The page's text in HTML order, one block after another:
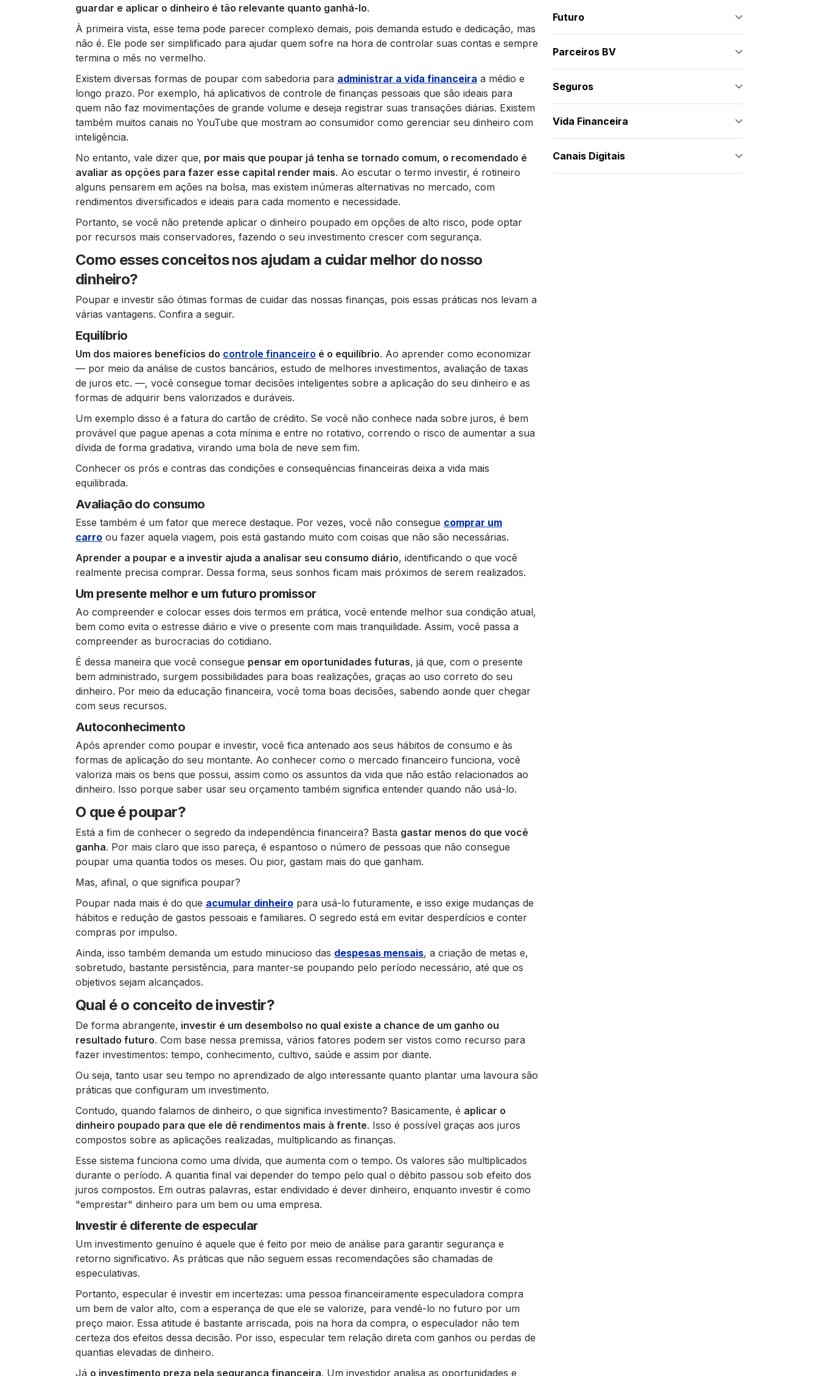
guardar e aplicar o dinheiro é tão relevante quanto ganhá-lo.
À primeira vista, esse tema pode parecer complexo demais, pois demanda estudo e dedicação, mas
não é. Ele pode ser simplificado para ajudar quem sofre na hora de controlar suas contas e sempre
termina o mês no vermelho.
Existem diversas formas de poupar com sabedoria para administrar a vida financeira a médio e
longo prazo. Por exemplo, há aplicativos de controle de finanças pessoais que são ideais para
quem não faz movimentações de grande volume e deseja registrar suas transações diárias. Existem
também muitos canais no YouTube que mostram ao consumidor como gerenciar seu dinheiro com
inteligência.
No entanto, vale dizer que, por mais que poupar já tenha se tornado comum, o recomendado é
avaliar as opções para fazer esse capital render mais. Ao escutar o termo investir, é rotineiro
alguns pensarem em ações na bolsa, mas existem inúmeras alternativas no mercado, com
rendimentos diversificados e ideais para cada momento e necessidade.
Portanto, se você não pretende aplicar o dinheiro poupado em opções de alto risco, pode optar
por recursos mais conservadores, fazendo o seu investimento crescer com segurança.
Como esses conceitos nos ajudam a cuidar melhor do nosso
dinheiro?
Poupar e investir são ótimas formas de cuidar das nossas finanças, pois essas práticas nos levam a
várias vantagens. Confira a seguir.
Equilíbrio
Um dos maiores benefícios do controle financeiro é o equilíbrio. Ao aprender como economizar
— por meio da análise de custos bancários, estudo de melhores investimentos, avaliação de taxas
de juros etc. —, você consegue tomar decisões inteligentes sobre a aplicação do seu dinheiro e as
formas de adquirir bens valorizados e duráveis.
Um exemplo disso é a fatura do cartão de crédito. Se você não conhece nada sobre juros, é bem
provável que pague apenas a cota mínima e entre no rotativo, correndo o risco de aumentar a sua
dívida de forma gradativa, virando uma bola de neve sem fim.
Conhecer os prós e contras das condições e consequências financeiras deixa a vida mais
equilibrada.
Avaliação do consumo
Esse também é um fator que merece destaque. Por vezes, você não consegue comprar um
carro ou fazer aquela viagem, pois está gastando muito com coisas que não são necessárias.
Aprender a poupar e a investir ajuda a analisar seu consumo diário, identificando o que você
realmente precisa comprar. Dessa forma, seus sonhos ficam mais próximos de serem realizados.
Um presente melhor e um futuro promissor
Ao compreender e colocar esses dois termos em prática, você entende melhor sua condição atual,
bem como evita o estresse diário e vive o presente com mais tranquilidade. Assim, você passa a
compreender as burocracias do cotidiano.
É dessa maneira que você consegue pensar em oportunidades futuras, já que, com o presente
bem administrado, surgem possibilidades para boas realizações, graças ao uso correto do seu
dinheiro. Por meio da educação financeira, você toma boas decisões, sabendo aonde quer chegar
com seus recursos.
Autoconhecimento
Após aprender como poupar e investir, você fica antenado aos seus hábitos de consumo e às
formas de aplicação do seu montante. Ao conhecer como o mercado financeiro funciona, você
valoriza mais os bens que possui, assim como os assuntos da vida que não estão relacionados ao
dinheiro. Isso porque saber usar seu orçamento também significa entender quando não usá-lo.
O que é poupar?
Está a fim de conhecer o segredo da independência financeira? Basta gastar menos do que você
ganha. Por mais claro que isso pareça, é espantoso o número de pessoas que não consegue
poupar uma quantia todos os meses. Ou pior, gastam mais do que ganham.
Mas, afinal, o que significa poupar?
Poupar nada mais é do que acumular dinheiro para usá-lo futuramente, e isso exige mudanças de
hábitos e redução de gastos pessoais e familiares. O segredo está em evitar desperdícios e conter
compras por impulso.
Ainda, isso também demanda um estudo minucioso das despesas mensais, a criação de metas e,
sobretudo, bastante persistência, para manter-se poupando pelo período necessário, até que os
objetivos sejam alcançados.
Qual é o conceito de investir?
De forma abrangente, investir é um desembolso no qual existe a chance de um ganho ou
resultado futuro. Com base nessa premissa, vários fatores podem ser vistos como recurso para
fazer investimentos: tempo, conhecimento, cultivo, saúde e assim por diante.
Ou seja, tanto usar seu tempo no aprendizado de algo interessante quanto plantar uma lavoura são
práticas que configuram um investimento.
Contudo, quando falamos de dinheiro, o que significa investimento? Basicamente, é aplicar o
dinheiro poupado para que ele dê rendimentos mais à frente. Isso é possível graças aos juros
compostos sobre as aplicações realizadas, multiplicando as finanças.
Esse sistema funciona como uma dívida, que aumenta com o tempo. Os valores são multiplicados
durante o período. A quantia final vai depender do tempo pelo qual o débito passou sob efeito dos
juros compostos. Em outras palavras, estar endividado é dever dinheiro, enquanto investir é como
"emprestar" dinheiro para um bem ou uma empresa.
Investir é diferente de especular
Um investimento genuíno é aquele que é feito por meio de análise para garantir segurança e
retorno significativo. As práticas que não seguem essas recomendações são chamadas de
especulativas.
Portanto, especular é investir em incertezas: uma pessoa financeiramente especuladora compra
um bem de valor alto, com a esperança de que ele se valorize, para vendê-lo no futuro por um
preço maior. Essa atitude é bastante arriscada, pois na hora da compra, o especulador não tem
certeza dos efeitos dessa decisão. Por isso, especular tem relação direta com ganhos ou perdas de
quantias elevadas de dinheiro.
Já o investimento preza pela segurança financeira. Um investidor analisa as oportunidades e
Futuro
Parceiros BV
Seguros
Vida Financeira
Canais Digitais